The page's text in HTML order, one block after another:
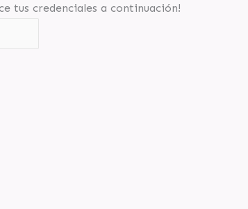
tus credenciales a continuación!